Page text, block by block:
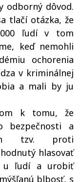
odborný dôvod.
tlačí otázka, že
ľudí v tom
keď nemohli
ochorenia
v kriminálnej
a mali by ju
k tomu, že
bezpečnosti a
tzv. proti
hlasovať
u ľudí a urobiť
blbosť, s